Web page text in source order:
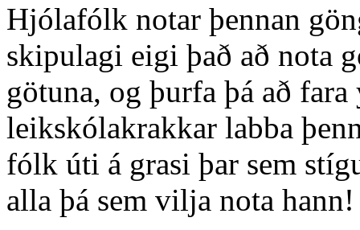
Hjólafólk notar þennan
skipulagi eigi það að nota
götuna, og þurfa þá að
leikskólakrakkar labba
fólk úti á grasi þar sem
alla þá sem vilja nota hann!